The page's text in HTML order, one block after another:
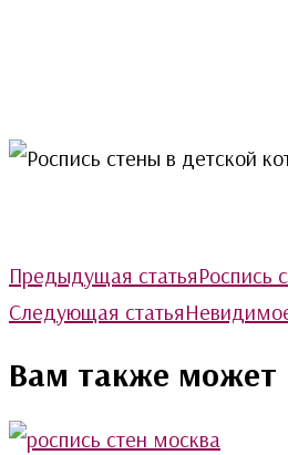
Post
Navigation
Предыдущая статьяРоспись
Cледующая статья
Вам также может